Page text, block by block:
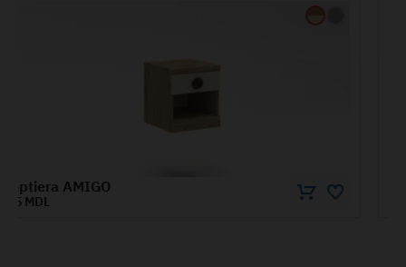
Dulap polițe AMIGO 0.35 m